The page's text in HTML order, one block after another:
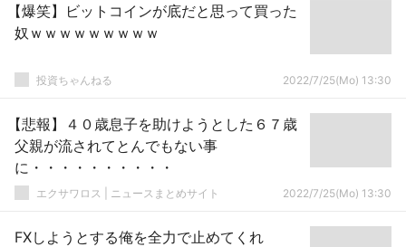
【爆笑】ビットコインが底だと思って買った
奴ｗｗｗｗｗｗｗｗｗ
投資ちゃんねる 2022/7/25(Mo) 13:30
【悲報】４０歳息子を助けようとした６７歳
父親が流されてとんでもない事
に・・・・・・・・・・
エクサワロス | ニュースまとめサイト 2022/7/25(Mo) 13:30
FXしようとする俺を全力で止めてくれ